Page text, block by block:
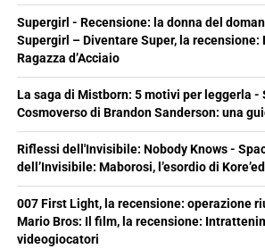
Supergirl - Recensione: la donna del
Supergirl – Diventare Super, la recensione:
Ragazza d’Acciaio
La saga di Mistborn: 5 motivi per leggerla -
Cosmoverso di Brandon Sanderson: una
Riflessi dell'Invisibile: Nobody Knows -
dell’Invisibile: Maborosi, l’esordio di
007 First Light, la recensione: operazione
Mario Bros: Il film, la recensione:
videogiocatori